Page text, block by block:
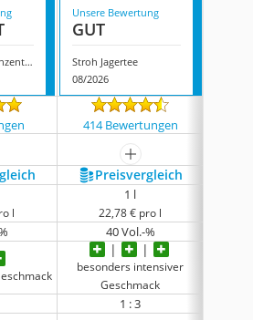
Emil Jagatee-Konzentrat
Unsere Bewertung
GUT
Stroh Jagertee
08/2026
414 Bewertungen
mehr anzeigen
Preis­vergleich
l
1 l
22,78 € pro l
40 Vol.-%
besonders intensiver
Geschmack
1 : 3